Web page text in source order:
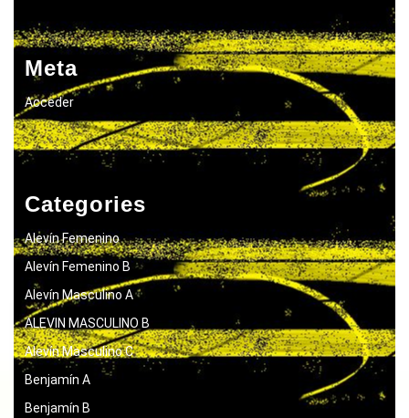
Meta
Acceder
Categories
Alevín Femenino
Alevín Femenino B
Alevín Masculino A
ALEVIN MASCULINO B
Alevín Masculino C
Benjamín A
Benjamín B